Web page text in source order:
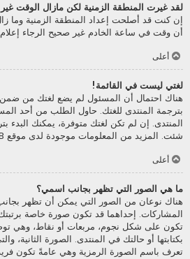
لقد غيرت المنطقة الزمنية لكن مازال الوقت
إن كنت قد أصلحت إعداد المنطقة الزمنية وما
أن وقت في ساعة الخادم غير صحيح الرجاء إعلام
أعلى
لغتي ليست في القائمة!
هناك احتمال أن المسئول لم يضع لغتك من ضمن
بترجمة المنتدى للغتك. حاول الطلب من أحد
المنتدى. إن لم تكن لغتك متوفرة، يمكنك البدء
شئت. المزيد من المعلومات موجودة لدى موقع
أعلى
ما هي الصور التي تظهر بجانب اسمي؟
هناك نوعان من الصور التي يمكن أن تظهر
المشاركات. إحداهما قد تكون صورة خاصة
تكون على شكل نجوم، مربعات أو نقاط، وهي
بكتابتها أو حالتك في المنتدى. الصورة الثانية،
تعرف باسم الصورة الرمزية وهي عامةً تكون